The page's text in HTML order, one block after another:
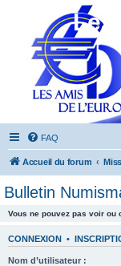
Les
FAQ
Accueil du forum
Bulletin
Vous ne pouvez pas voir ou
CONNEXION •
Nom d’utilisateur :